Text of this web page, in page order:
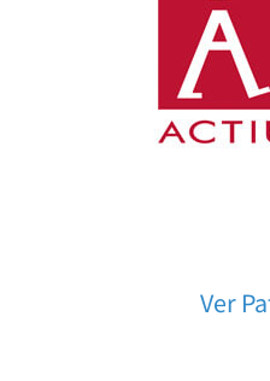
Ver